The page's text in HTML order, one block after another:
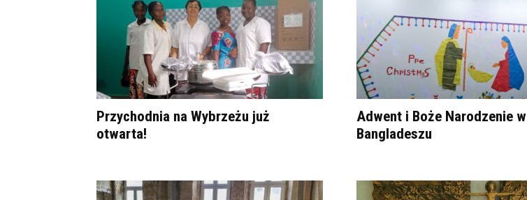
Przychodnia na Wybrzeżu już
otwarta!
Adwent i Boże Narodzenie w
Bangladeszu